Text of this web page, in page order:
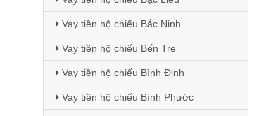
Vay tiền hộ chiếu Bắc Ninh
Vay tiền hộ chiếu Bến Tre
Vay tiền hộ chiếu Bình Định
Vay tiền hộ chiếu Bình Phước